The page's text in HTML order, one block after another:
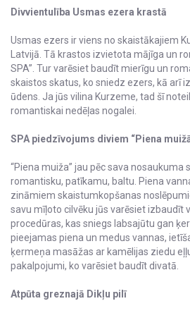
Divvientulība Usmas ezera krastā
Usmas ezers ir viens no skaistākajiem
Latvijā. Tā krastos izvietota mājīga un
SPA”. Tur varēsiet baudīt mierīgu un
skaistos skatus, ko sniedz ezers, kā arī
ūdens. Ja jūs vilina Kurzeme, tad šī
romantiskai nedēļas nogalei.
SPA piedzīvojums diviem “Piena
“Piena muiža” jau pēc sava nosaukuma
romantisku, patīkamu, baltu. Piena
zināmiem skaistumkopšanas
savu mīļoto cilvēku jūs varēsiet izbaudīt
procedūras, kas sniegs labsajūtu gan
pieejamas piena un medus vannas,
ķermeņa masāžas ar kamēlijas ziedu
pakalpojumi, ko varēsiet baudīt divatā.
Atpūta greznajā Dikļu pilī